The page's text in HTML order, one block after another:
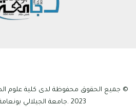
© جميع الحقوق محفوظة لدى كلية علوم
2023 .جامعة الجيلالي بونعامة خميس مليانة